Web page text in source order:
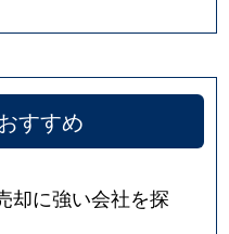
すすめ
却に強い会社を探